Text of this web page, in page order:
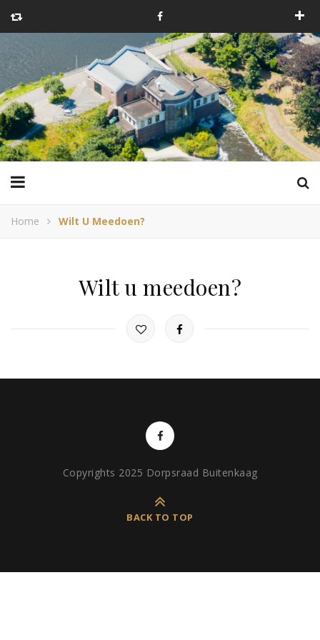
Home Wilt U Meedoen?
Wilt u meedoen?
Copyrights 2025 Dorpsraad Buitenkaag
BACK TO TOP